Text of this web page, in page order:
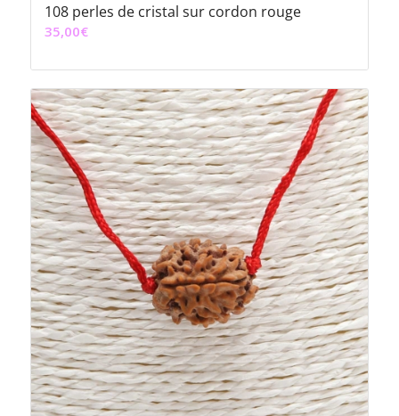
108 perles de cristal sur cordon rouge
35,00€